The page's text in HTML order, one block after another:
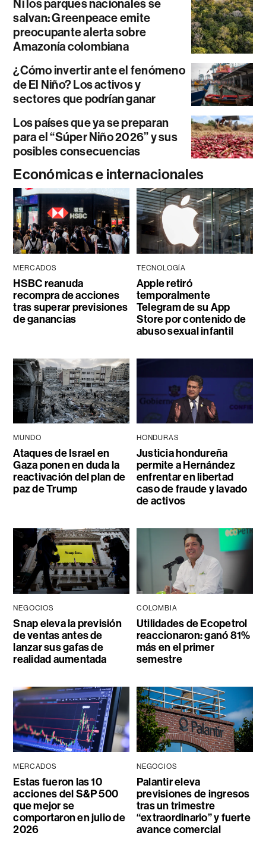
Ni los parques nacionales se
salvan: Greenpeace emite
preocupante alerta sobre
Amazonía colombiana
¿Cómo invertir ante el fenómeno
de El Niño? Los activos y
sectores que podrían ganar
Los países que ya se preparan
para el “Súper Niño 2026” y sus
posibles consecuencias
Económicas e internacionales
MERCADOS
HSBC reanuda
recompra de acciones
tras superar previsiones
de ganancias
TECNOLOGÍA
Apple retiró
temporalmente
Telegram de su App
Store por contenido de
abuso sexual infantil
MUNDO
Ataques de Israel en
Gaza ponen en duda la
reactivación del plan de
paz de Trump
HONDURAS
Justicia hondureña
permite a Hernández
enfrentar en libertad
caso de fraude y lavado
de activos
NEGOCIOS
Snap eleva la previsión
de ventas antes de
lanzar sus gafas de
realidad aumentada
COLOMBIA
Utilidades de Ecopetrol
reaccionaron: ganó 81%
más en el primer
semestre
MERCADOS
Estas fueron las 10
acciones del S&P 500
que mejor se
comportaron en julio de
2026
NEGOCIOS
Palantir eleva
previsiones de ingresos
tras un trimestre
“extraordinario” y fuerte
avance comercial